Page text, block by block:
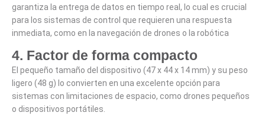
garantiza la entrega de datos en tiempo real, lo cual es crucial
para los sistemas de control que requieren una respuesta
inmediata, como en la navegación de drones o la robótica
4. Factor de forma compacto
El pequeño tamaño del dispositivo (47 x 44 x 14 mm) y su peso
ligero (48 g) lo convierten en una excelente opción para
sistemas con limitaciones de espacio, como drones pequeños
o dispositivos portátiles.